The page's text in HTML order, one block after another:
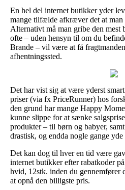
En hel del internet butikker yder
mange tilfælde afkræver det at man
Alternativt må man gribe den mest
ofte – uden hensyn til om du
Brande – vil være at få
afhentningssted.
Det har vist sig at være yderst
priser (via fx PriceRunner) hos
den grund har mange Happy
kunne slippe for at sænke
produkter – til børn og babyer,
drastisk, og endda nogle gange
Det kan dog til hver en tid være
internet butikker efter rabatkoder
hvid, 12stk. inden du gennemfører
at opnå den billigste pris.